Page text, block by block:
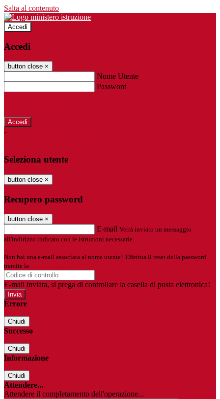
Salta al contenuto
Accedi
Accedi
button close ×
Nome Utente
Password
-
Seleziona utente
button close ×
Recupero password
button close ×
E-mail Verrà inviato un messaggio
all'indirizzo indicato con le istruzioni necessarie.
Non hai una e-mail associata al nome utente? Effettua il reset della password
tramite la
E-mail inviata, si prega di controllare la casella di posta elettronica!
Errore
Chiudi
Successo
Chiudi
Informazione
Chiudi
Attendere...
Attendere il completamento dell'operazione...